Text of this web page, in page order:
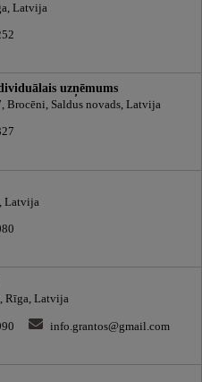
Latvija
uzņēmums
Brocēni, Saldus novads, Latvija
Latvija
Rīga, Latvija
info.grantos@gmail.com